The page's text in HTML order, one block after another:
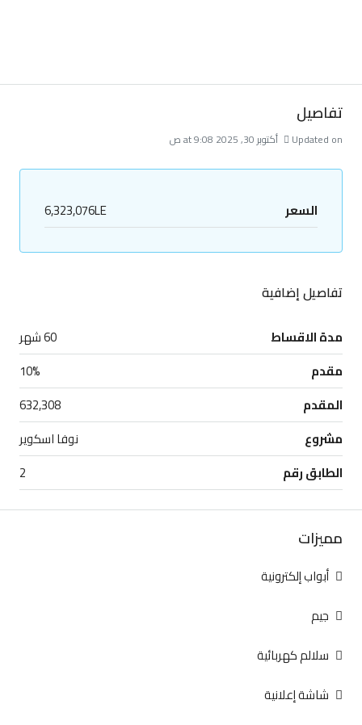
تفاصيل
Updated on أكتوبر 30, 2025 at 9:08 ص
السعر 6,323,076LE
تفاصيل إضافية
مدة الاقساط
60 شهر
مقدم
10%
المقدم
632,308
مشروع
نوفا اسكوير
الطابق رقم
2
مميزات
أبواب إلكترونية
جيم
سلالم كهربائية
شاشة إعلانية